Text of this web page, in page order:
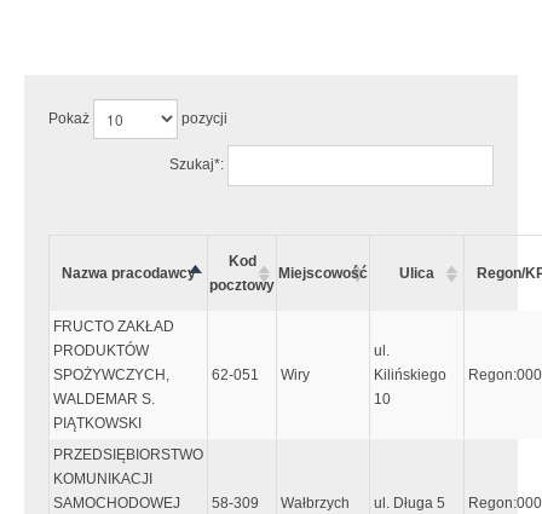
Pokaż pozycji
Szukaj*:
Nazwa pracodawcy
Kod
pocztowy
Miejscowość Ulica Regon/
FRUCTO ZAKŁAD
PRODUKTÓW
SPOŻYWCZYCH,
WALDEMAR S.
PIĄTKOWSKI
62-051 Wiry
ul.
Kilińskiego
10
PRZEDSIĘBIORSTWO
KOMUNIKACJI
SAMOCHODOWEJ
58-309 Wałbrzych ul. Długa 5